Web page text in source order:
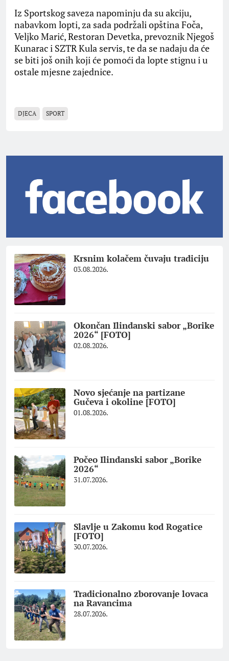
Iz Sportskog saveza napominju da su akciju,
nabavkom lopti, za sada podržali opština Foča,
Veljko Marić, Restoran Devetka, prevoznik Njegoš
Kunarac i SZTR Kula servis, te da se nadaju da će
se biti još onih koji će pomoći da lopte stignu i u
ostale mjesne zajednice.
DJECA SPORT
Krsnim kolačem čuvaju tradiciju
03.08.2026.
Okončan Ilindanski sabor „Borike
2026“ [FOTO]
02.08.2026.
Novo sjećanje na partizane
Gučeva i okoline [FOTO]
01.08.2026.
Počeo Ilindanski sabor „Borike
2026“
31.07.2026.
Slavlje u Zakomu kod Rogatice
[FOTO]
30.07.2026.
Tradicionalno zborovanje lovaca
na Ravancima
28.07.2026.